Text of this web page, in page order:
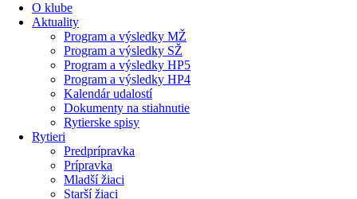
O klube
Aktuality
Program a výsledky MŽ
Program a výsledky SŽ
Program a výsledky HP5
Program a výsledky HP4
Kalendár udalostí
Dokumenty na stiahnutie
Rytierske spisy
Rytieri
Predprípravka
Prípravka
Mladší žiaci
Starší žiaci